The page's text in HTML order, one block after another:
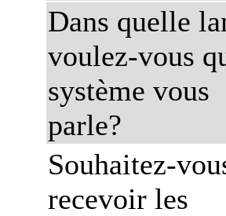
Dans quelle
voulez-vous
système vous
parle?
Souhaitez-
recevoir les